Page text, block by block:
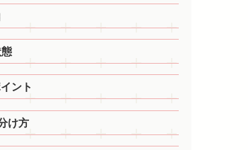
ント
け方